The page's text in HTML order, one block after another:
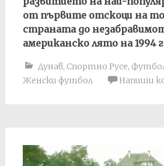
от първите отскоци на
страната до
американско лято на 1994
Дунав, Спортно Русе,
Женски футбол
Напиши